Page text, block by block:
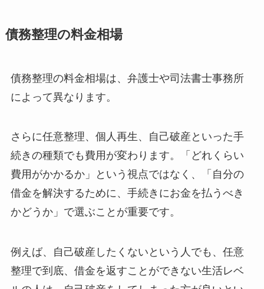
債務整理の料金相場
債務整理の料金相場は、弁護士や司法書士事務所
によって異なります。
さらに任意整理、個人再生、自己破産といった手
続きの種類でも費用が変わります。「どれくらい
費用がかかるか」という視点ではなく、「自分の
借金を解決するために、手続きにお金を払うべき
かどうか」で選ぶことが重要です。
例えば、自己破産したくないという人でも、任意
整理で到底、借金を返すことができない生活レベ